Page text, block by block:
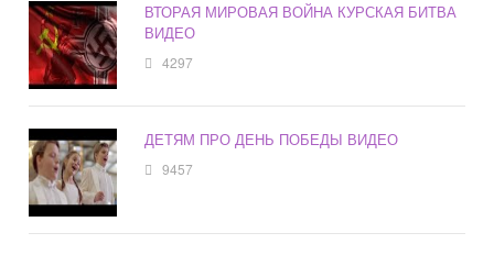
ВТОРАЯ МИРОВАЯ ВОЙНА КУРСКАЯ БИТВА
ВИДЕО
4297
ДЕТЯМ ПРО ДЕНЬ ПОБЕДЫ ВИДЕО
9457